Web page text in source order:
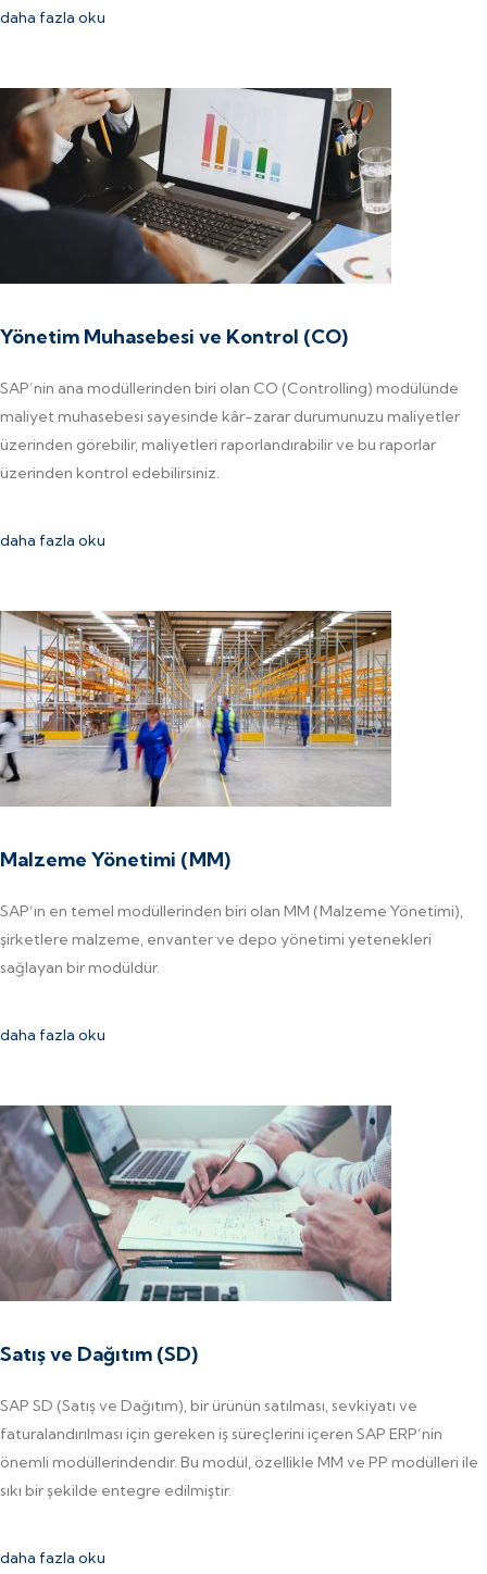
daha fazla oku
Yönetim Muhasebesi ve Kontrol (CO)
SAP’nin ana modüllerinden biri olan CO (Controlling) modülünde
maliyet muhasebesi sayesinde kâr-zarar durumunuzu maliyetler
üzerinden görebilir, maliyetleri raporlandırabilir ve bu raporlar
üzerinden kontrol edebilirsiniz.
daha fazla oku
Malzeme Yönetimi (MM)
SAP’ın en temel modüllerinden biri olan MM (Malzeme Yönetimi),
şirketlere malzeme, envanter ve depo yönetimi yetenekleri
sağlayan bir modüldür.
daha fazla oku
Satış ve Dağıtım (SD)
SAP SD (Satış ve Dağıtım), bir ürünün satılması, sevkiyatı ve
faturalandırılması için gereken iş süreçlerini içeren SAP ERP’nin
önemli modüllerindendir. Bu modül, özellikle MM ve PP modülleri ile
sıkı bir şekilde entegre edilmiştir.
daha fazla oku